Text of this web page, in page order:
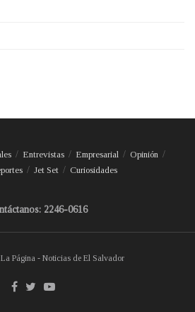
Entrevistas Empresarial
Opinión
Jet Set Curiosidades
2246-0616
Página - Noticias de El Salvador